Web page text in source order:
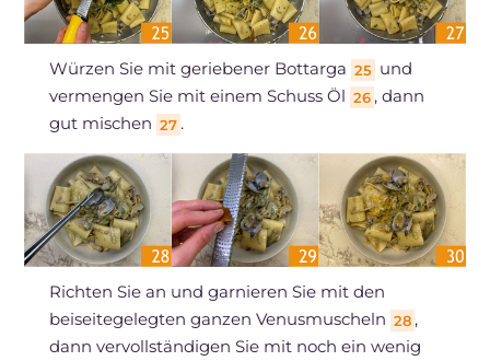
Würzen Sie mit geriebener Bottarga 25 und
vermengen Sie mit einem Schuss Öl 26 , dann
gut mischen 27 .
Richten Sie an und garnieren Sie mit den
beiseitegelegten ganzen Venusmuscheln 28 ,
dann vervollständigen Sie mit noch ein wenig